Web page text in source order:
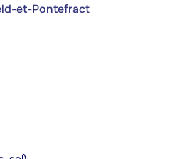
et-Pontefract